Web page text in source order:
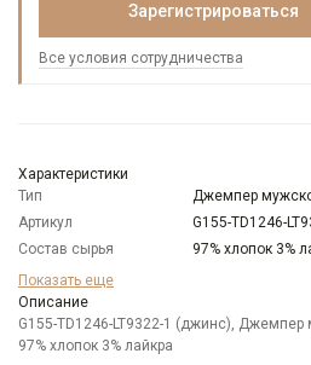
Зарегистрироваться
Все условия сотрудничества
Характеристики
Тип
Джемпер
Артикул
G155-TD1246-
Состав сырья
97% хлопок 3%
Модель
Цвет
Ворот
Из основной
Карман
Показать еще
Описание
G155-TD1246-LT9322-1 (джинс),
97% хлопок 3% лайкра